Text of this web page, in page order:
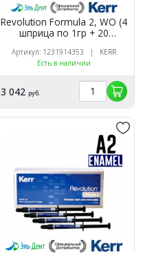
Revolution Formula 2, WO (4
шприца по 1гр + 20
композитный материал,
29513, Kerr
Артикул: 1231914353 | KERR
Есть в наличии
3 042 руб.